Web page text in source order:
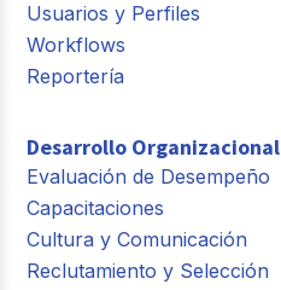
Usuarios y Perfiles
Workflows
Reportería
Desarrollo Organizacional
Evaluación de Desempeño
Capacitaciones
Cultura y Comunicación
Reclutamiento y Selección